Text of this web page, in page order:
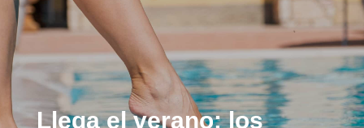
Llega el verano: los